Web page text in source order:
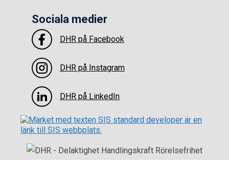
Sociala medier
DHR på Facebook
DHR på Instagram
DHR på LinkedIn